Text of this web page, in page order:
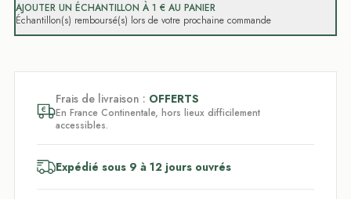
AJOUTER UN ÉCHANTILLON À 1 € AU PANIER
Échantillon(s) remboursé(s) lors de votre prochaine commande
Frais de livraison : OFFERTS
En France Continentale, hors lieux difficilement
accessibles.
Expédié sous 9 à 12 jours ouvrés